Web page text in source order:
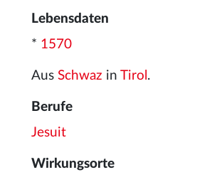
Lebensdaten
* 1570
Aus Schwaz in Tirol .
Berufe
Jesuit
Wirkungsorte